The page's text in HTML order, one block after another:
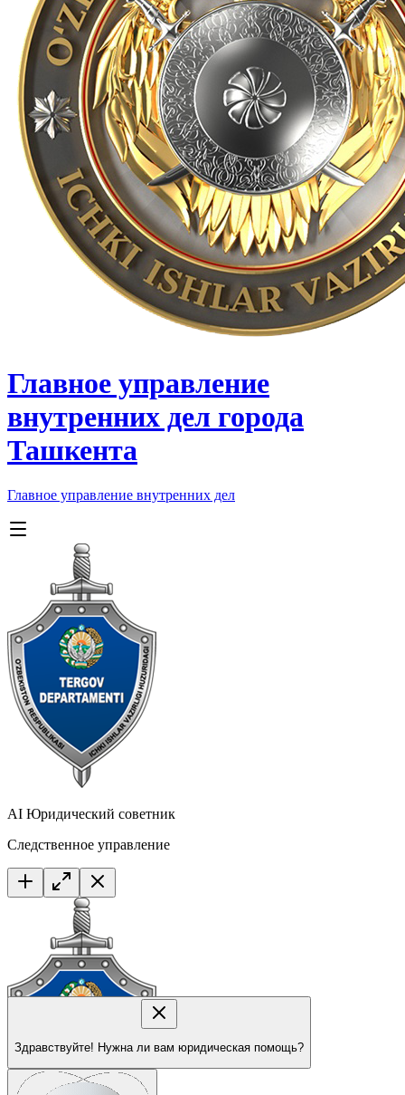
Главное управление
внутренних дел города
Ташкента
Главное управление внутренних дел
AI Юридический советник
Следственное управление
Здравствуйте! Нужна ли вам юридическая помощь?